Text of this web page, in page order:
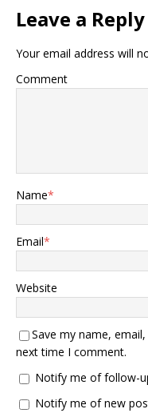
Leave a Reply
Your email address will
Comment
Name*
Email*
Website
Save my name,
next time I comment.
Notify me of follow-
Notify me of new